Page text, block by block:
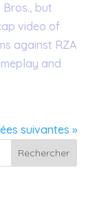
but
video of
against RZA
and
suivantes »
Rechercher